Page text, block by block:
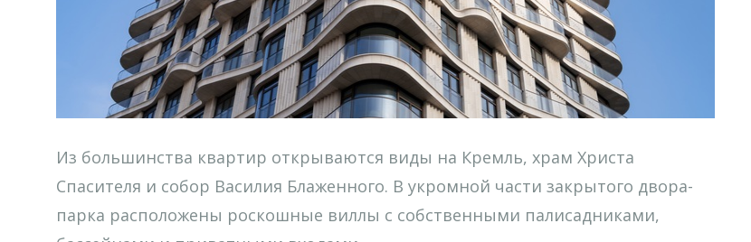
Из большинства квартир открываются виды на Кремль, храм Христа
Спасителя и собор Василия Блаженного. В укромной части закрытого двора-
парка расположены роскошные виллы с собственными палисадниками,